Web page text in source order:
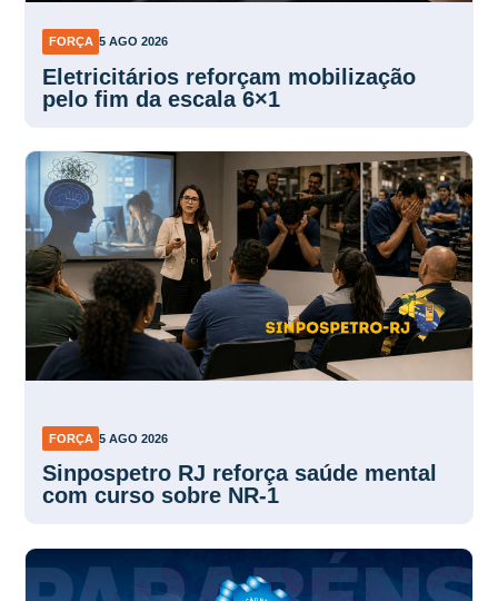
FORÇA 5 AGO 2026
Eletricitários reforçam mobilização
pelo fim da escala 6×1
FORÇA 5 AGO 2026
Sinpospetro RJ reforça saúde mental
com curso sobre NR-1